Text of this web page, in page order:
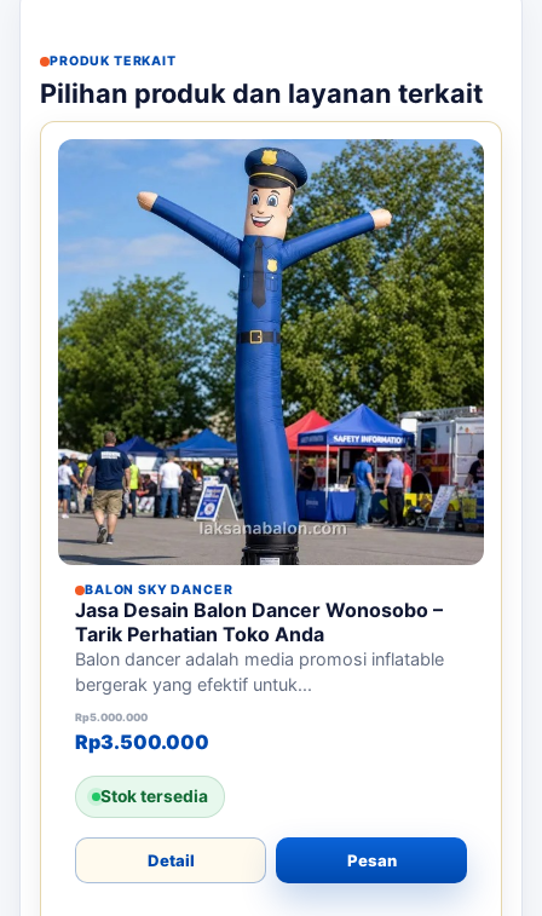
PRODUK TERKAIT
Pilihan produk dan layanan terkait
BALON SKY DANCER
Jasa Desain Balon Dancer Wonosobo –
Tarik Perhatian Toko Anda
Balon dancer adalah media promosi inflatable
bergerak yang efektif untuk...
Rp5.000.000
Harga aslinya adalah: Rp5.000.000.
Rp3.500.000
Harga saat ini adalah: Rp3.500.000.
Stok tersedia
Detail Pesan